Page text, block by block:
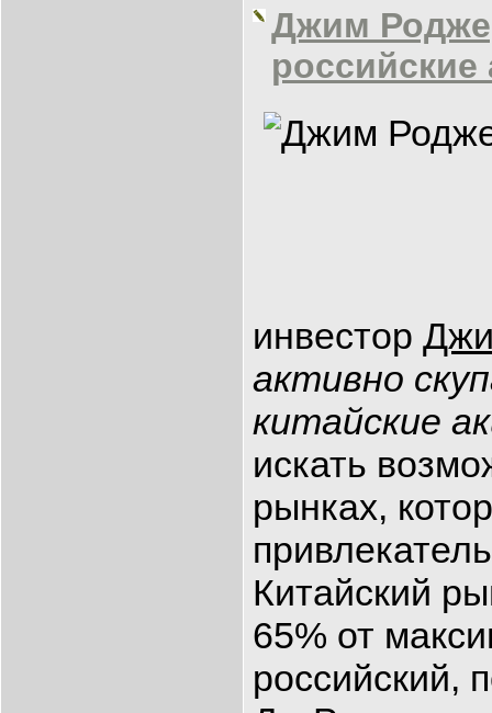
Джим
российские
инвестор
активно
китайские
искать
рынках,
Китайский
65% от
российский,